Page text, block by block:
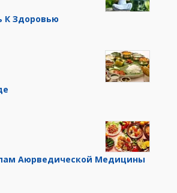
К Здоровью
Аюрведической Медицины